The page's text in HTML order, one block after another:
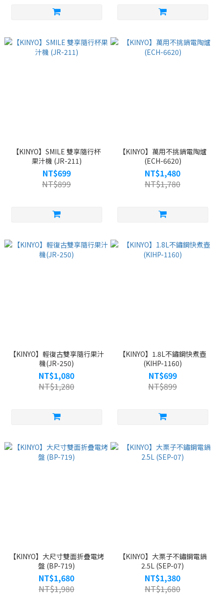
【KINYO】SMILE 雙享隨行杯
果汁機 (JR-211)
NT$699
NT$899
【KINYO】萬用不挑鍋電陶爐
(ECH-6620)
NT$1,480
NT$1,780
【KINYO】輕復古雙享隨行果汁
機(JR-250)
NT$1,080
NT$1,280
【KINYO】1.8L不鏽鋼快煮壺
(KIHP-1160)
NT$699
NT$899
【KINYO】大尺寸雙面折疊電烤
盤 (BP-719)
NT$1,680
NT$1,980
【KINYO】大栗子不鏽鋼電鍋
2.5L (SEP-07)
NT$1,380
NT$1,680